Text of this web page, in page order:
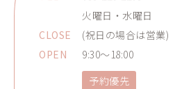
CLOSE
火曜日・水曜日
(祝日の場合は営業)
OPEN
9:30～18:00
予約優先